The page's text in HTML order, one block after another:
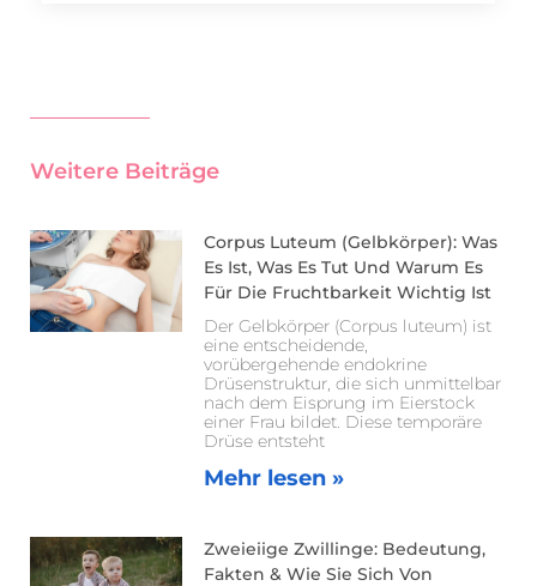
Weitere Beiträge
Corpus Luteum (Gelbkörper): Was
Es Ist, Was Es Tut Und Warum Es
Für Die Fruchtbarkeit Wichtig Ist
Der Gelbkörper (Corpus luteum) ist
eine entscheidende,
vorübergehende endokrine
Drüsenstruktur, die sich unmittelbar
nach dem Eisprung im Eierstock
einer Frau bildet. Diese temporäre
Drüse entsteht
Mehr lesen »
Zweieiige Zwillinge: Bedeutung,
Fakten & Wie Sie Sich Von